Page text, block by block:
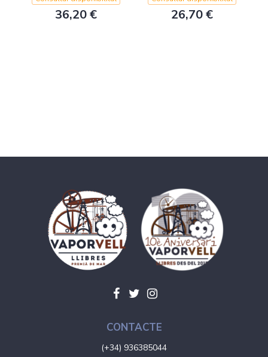
36,20 € 26,70 €
CONTACTE
(+34) 936385044